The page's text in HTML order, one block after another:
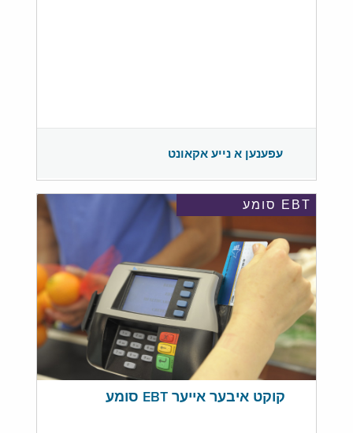
עפענען א נייע אקאונט
EBT סומע
קוקט איבער אייער EBT סומע